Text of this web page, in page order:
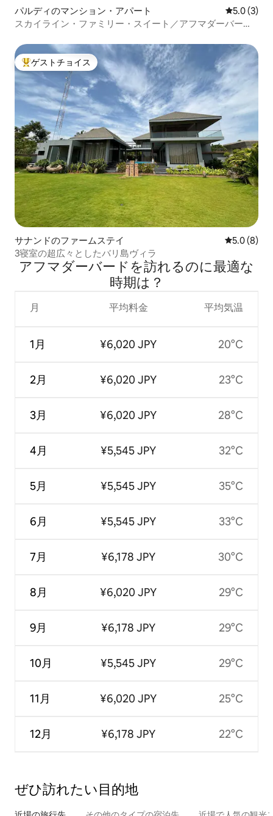
パルディのマンション・アパート レビュー3
5.0 (3)
スカイライン・ファミリー・スイート／アフマダーバード
大好評のゲストチョイスです。
ゲストチョイス
サナンドのファームステイ レビュー8
5.0 (8)
3寝室の超広々としたバリ島ヴィラ
アフマダーバードを訪⁠れ⁠るの⁠に最⁠適⁠な
時⁠期⁠は⁠？
月
1月
2月
3月
4月
5月
6月
7月
8月
9月
10月
11月
12月
平均料金
¥6,020 JPY
¥6,020 JPY
¥6,020 JPY
¥5,545 JPY
¥5,545 JPY
¥5,545 JPY
¥6,178 JPY
¥6,020 JPY
¥6,178 JPY
¥5,545 JPY
¥6,020 JPY
¥6,178 JPY
平均気温
20°C
23°C
28°C
32°C
35°C
33°C
30°C
29°C
29°C
29°C
25°C
22°C
ぜひ訪⁠れ⁠た⁠い目⁠的⁠地